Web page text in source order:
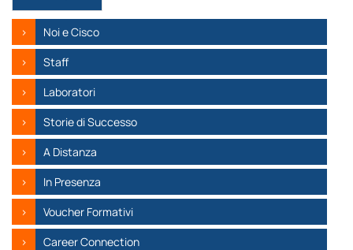
Noi e Cisco
Staff
Laboratori
Storie di Successo
A Distanza
In Presenza
Voucher Formativi
Career Connection